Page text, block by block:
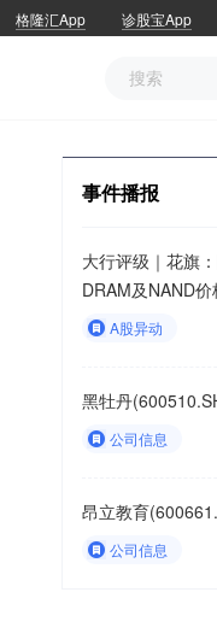
格隆汇App 诊股宝App
事件播报
大行评级｜花旗
DRAM及NAND
A股异动
黑牡丹
公司信息
昂立教育
公司信息